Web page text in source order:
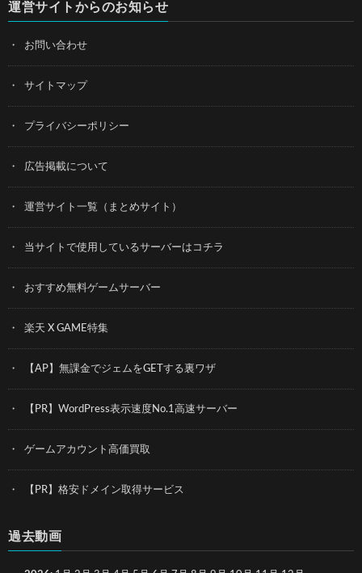
運営サイトからのお知らせ
お問い合わせ
サイトマップ
プライバシーポリシー
広告掲載について
運営サイト一覧（まとめサイト）
当サイトで使用しているサーバーはコチラ
おすすめ無料ゲームサーバー
楽天 X GAME特集
【AP】無課金でジェムをGETする裏ワザ
【PR】WordPress表示速度No.1高速サーバー
ゲームアカウント高価買取
【PR】格安ドメイン取得サービス
過去動画